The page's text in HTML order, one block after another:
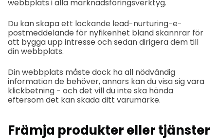
webbplats i alla marknadsföringsverktyg.
Du kan skapa ett lockande lead-nurturing-e-
postmeddelande för nyfikenhet bland skannrar för
att bygga upp intresse och sedan dirigera dem till
din webbplats.
Din webbplats måste dock ha all nödvändig
information de behöver, annars kan du visa sig vara
klickbetning - och det vill du inte ska hända
eftersom det kan skada ditt varumärke.
Främja produkter eller tjänster